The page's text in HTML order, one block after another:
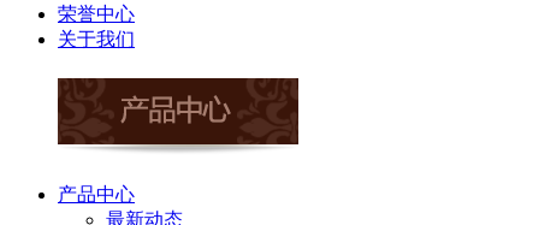
荣誉中心
关于我们
产品中心
最新动态